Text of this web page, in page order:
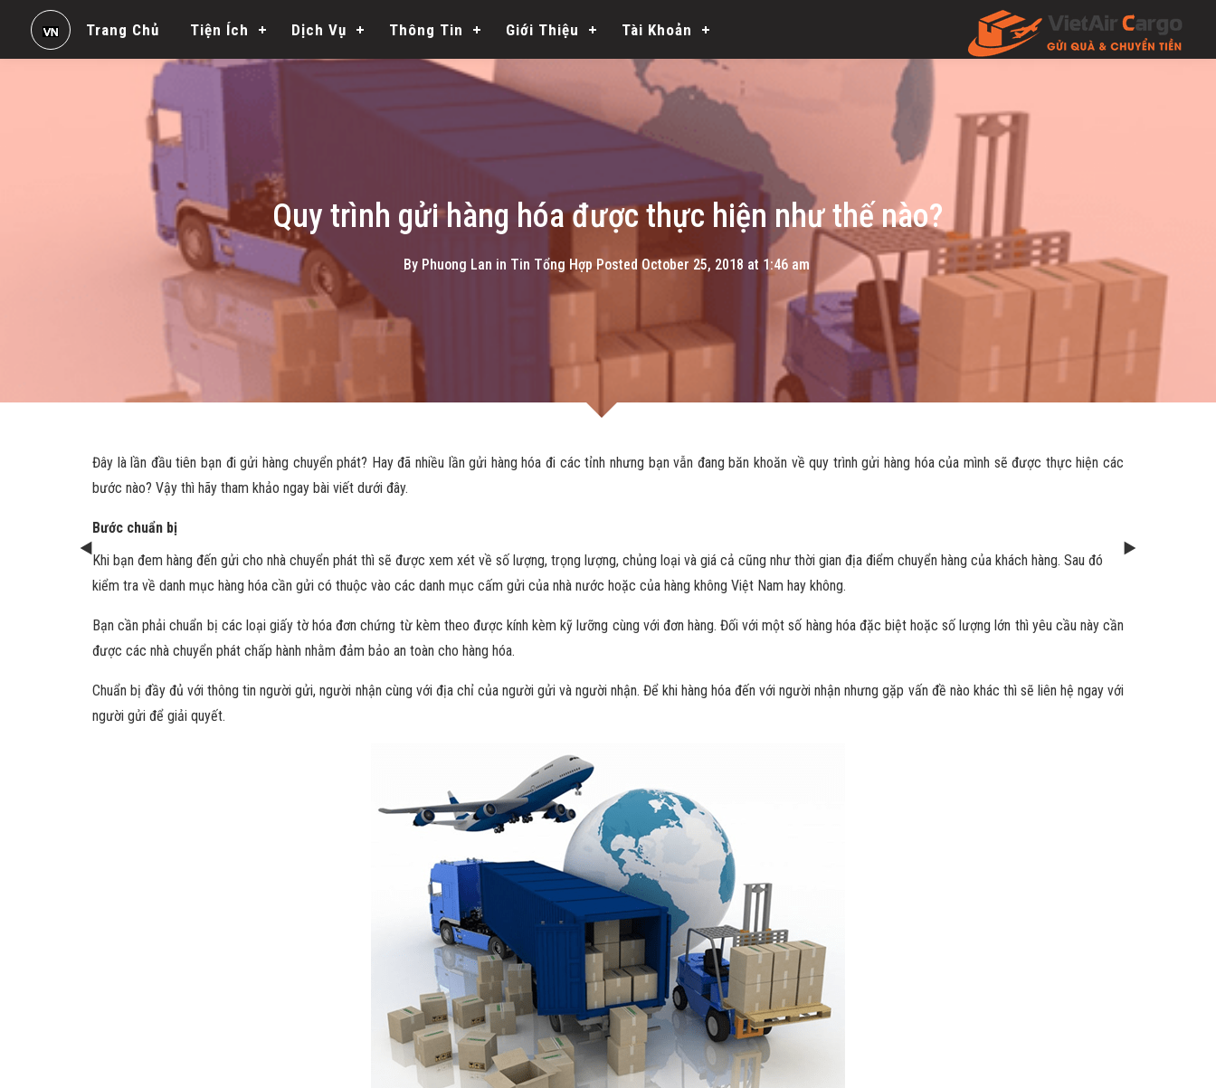
Trang Chủ Tiện Ích Dịch Vụ Thông Tin Giới Thiệu Tài Khoản
Quy trình gửi hàng hóa được thực hiện như thế nào?
By Phuong Lan in Tin Tổng Hợp Posted October 25, 2018 at 1:46 am
Đây là lần đầu tiên bạn đi gửi hàng chuyển phát? Hay đã nhiều lần gửi hàng hóa đi các tỉnh nhưng bạn vẫn đang băn khoăn về quy trình gửi hàng hóa của mình sẽ được thực hiện các
bước nào? Vậy thì hãy tham khảo ngay bài viết dưới đây.
Bước chuẩn bị
Khi bạn đem hàng đến gửi cho nhà chuyển phát thì sẽ được xem xét về số lượng, trọng lượng, chủng loại và giá cả cũng như thời gian địa điểm chuyển hàng của khách hàng. Sau đó
kiểm tra về danh mục hàng hóa cần gửi có thuộc vào các danh mục cấm gửi của nhà nước hoặc của hàng không Việt Nam hay không.
Bạn cần phải chuẩn bị các loại giấy tờ hóa đơn chứng từ kèm theo được kính kèm kỹ lưỡng cùng với đơn hàng. Đối với một số hàng hóa đặc biệt hoặc số lượng lớn thì yêu cầu này cần
được các nhà chuyển phát chấp hành nhằm đảm bảo an toàn cho hàng hóa.
Chuẩn bị đầy đủ với thông tin người gửi, người nhận cùng với địa chỉ của người gửi và người nhận. Để khi hàng hóa đến với người nhận nhưng gặp vấn đề nào khác thì sẽ liên hệ ngay với
người gửi để giải quyết.